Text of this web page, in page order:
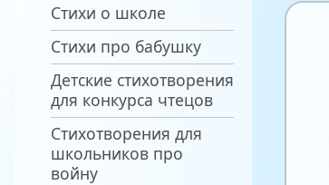
Стихи о школе
Стихи про бабушку
Детские стихотворения
для конкурса чтецов
Стихотворения для
школьников про
войну